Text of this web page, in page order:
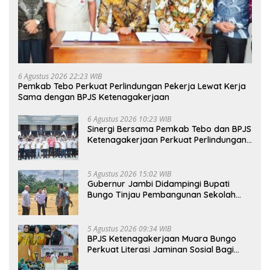
6 Agustus 2026 22:23 WIB
Pemkab Tebo Perkuat Perlindungan Pekerja Lewat Kerja
Sama dengan BPJS Ketenagakerjaan
6 Agustus 2026 10:23 WIB
Sinergi Bersama Pemkab Tebo dan BPJS
Ketenagakerjaan Perkuat Perlindungan
5 Agustus 2026 15:02 WIB
Gubernur Jambi Didampingi Bupati
Bungo Tinjau Pembangunan Sekolah
5 Agustus 2026 09:34 WIB
BPJS Ketenagakerjaan Muara Bungo
Perkuat Literasi Jaminan Sosial Bagi